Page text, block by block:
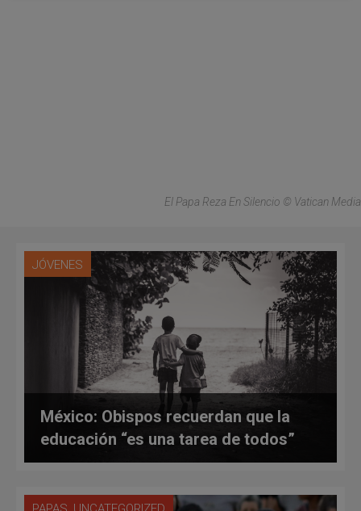
El Papa Reza En Silencio © Vatican Media
JÓVENES
México: Obispos recuerdan que la
educación “es una tarea de todos”
,